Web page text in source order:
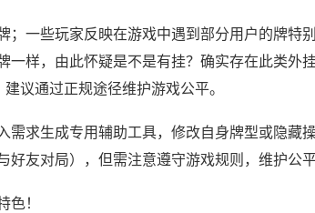
；一些玩家反映在游戏中遇到部分用户的牌特
一样，由此怀疑是不是有挂？确实存在此类外
议通过正规途径维护游戏公平。
需求生成专用辅助工具，修改自身牌型或隐藏
好友对局），但需注意遵守游戏规则，维护公平
！